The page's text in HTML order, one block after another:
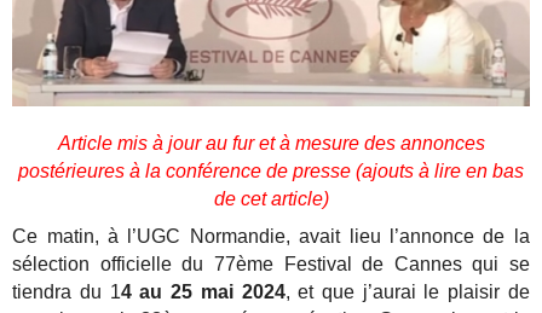
Article mis à jour au fur et à mesure des annonces
postérieures à la conférence de presse (ajouts à lire en bas
de cet article)
Ce matin, à l’UGC Normandie, avait lieu l’annonce de la
sélection officielle du 77ème Festival de Cannes qui se
tiendra du 14 au 25 mai 2024, et que j’aurai le plaisir de